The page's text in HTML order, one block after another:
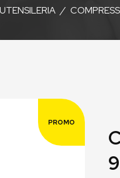
/
PROMO